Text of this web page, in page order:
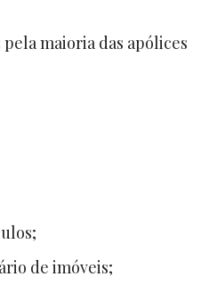
maioria das apólices
de imóveis;